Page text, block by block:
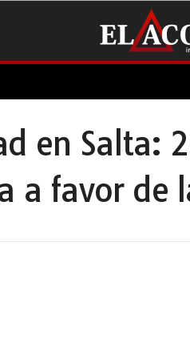
en Salta:
a favor de